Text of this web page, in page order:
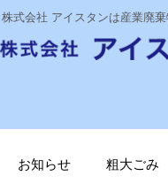
株式会社 アイスタンは産業廃
お知らせ 粗大ごみ